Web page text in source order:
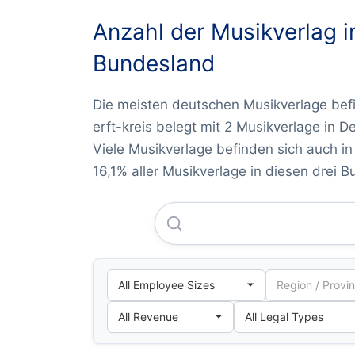
Anzahl der Musikverlag
Bundesland
Die meisten deutschen Musikverlage
erft-kreis belegt mit 2 Musikverlage in
Viele Musikverlage befinden sich auch
16,1% aller Musikverlage in diesen drei